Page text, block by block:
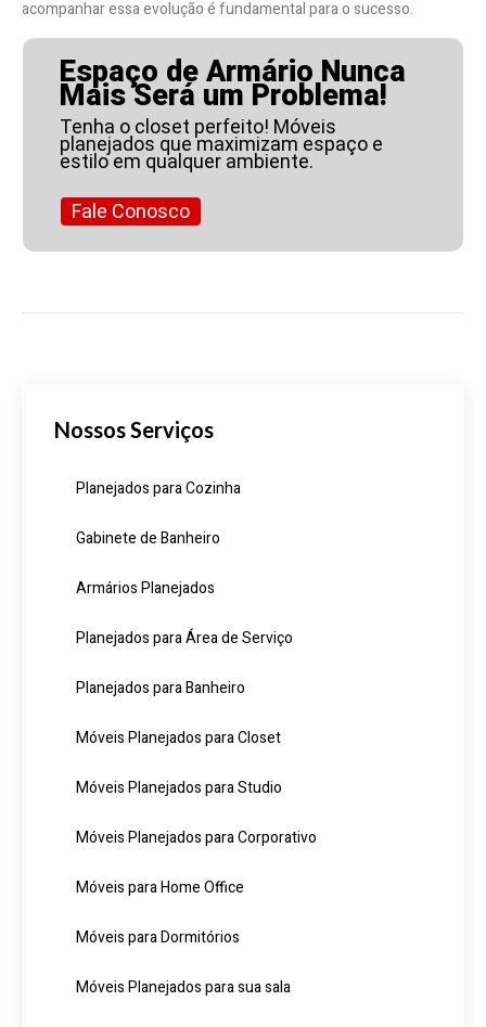
acompanhar essa evolução é fundamental para o sucesso.
Espaço de Armário Nunca
Mais Será um Problema!
Tenha o closet perfeito! Móveis
planejados que maximizam espaço e
estilo em qualquer ambiente.
Fale Conosco
Nossos Serviços
Planejados para Cozinha
Gabinete de Banheiro
Armários Planejados
Planejados para Área de Serviço
Planejados para Banheiro
Móveis Planejados para Closet
Móveis Planejados para Studio
Móveis Planejados para Corporativo
Móveis para Home Office
Móveis para Dormitórios
Móveis Planejados para sua sala